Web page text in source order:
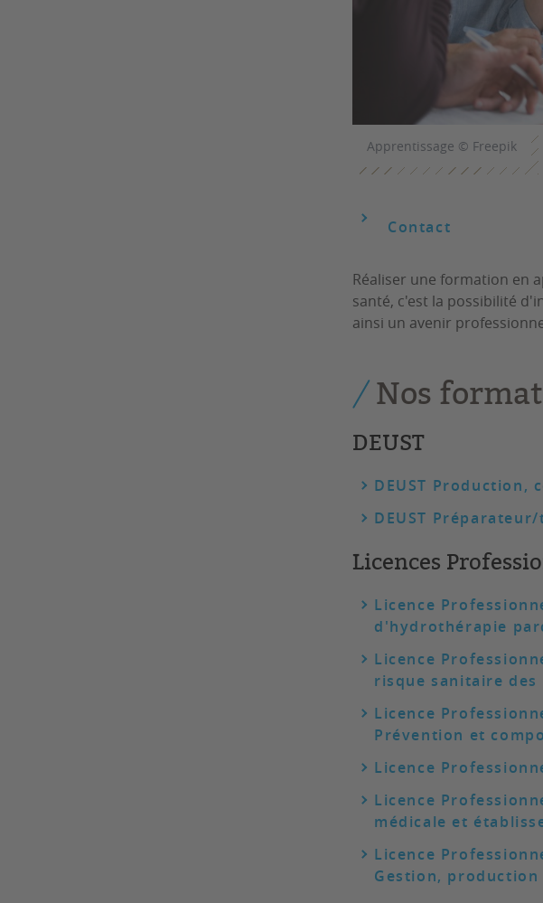
Apprentissage © Freepik
Contact
Réaliser une formation en
santé, c'est la possibilité
ainsi un avenir
Nos
DEUST
DEUST Production,
DEUST
Licences
Licence
d'hydrothérapie
Licence
risque sanitaire des
Licence
Prévention et
Licence
Licence
médicale et
Licence
Gestion,